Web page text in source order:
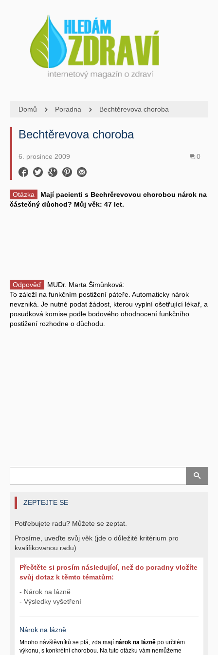
Domů Poradna Bechtěrevova choroba
Bechtěrevova choroba
6. prosince 2009 0
Otázka
Mají pacienti s Bechrěrevovou chorobou nárok na
částečný důchod? Můj věk: 47 let.
Odpověď
MUDr. Marta Šimůnková:
To záleží na funkčním postižení páteře. Automaticky nárok
nevzniká. Je nutné podat žádost, kterou vyplní ošetřující lékař, a
posudková komise podle bodového ohodnocení funkčního
postižení rozhodne o důchodu.
ZEPTEJTE SE
Potřebujete radu? Můžete se zeptat.
Prosíme, uveďte svůj věk (jde o důležité kritérium pro
kvalifikovanou radu).
Přečtěte si prosím následující, než do poradny vložíte
svůj dotaz k těmto tématům:
- Nárok na lázně
- Výsledky vyšetření
Nárok na lázně
Mnoho návštěvníků se ptá, zda mají nárok na lázně po určitém
výkonu, s konkrétní chorobou. Na tuto otázku vám nemůžeme